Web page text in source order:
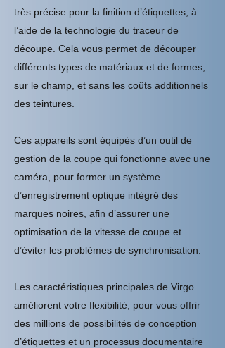
très précise pour la finition d’étiquettes, à
l’aide de la technologie du traceur de
découpe. Cela vous permet de découper
différents types de matériaux et de formes,
sur le champ, et sans les coûts additionnels
des teintures.
Ces appareils sont équipés d’un outil de
gestion de la coupe qui fonctionne avec une
caméra, pour former un système
d’enregistrement optique intégré des
marques noires, afin d’assurer une
optimisation de la vitesse de coupe et
d’éviter les problèmes de synchronisation.
Les caractéristiques principales de Virgo
améliorent votre flexibilité, pour vous offrir
des millions de possibilités de conception
d’étiquettes et un processus documentaire